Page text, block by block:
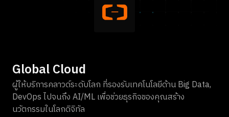
Global Cloud
ผู้ให้บริการคลาวด์ระดับโลก ที่รองรับเทคโนโลยีด้าน Big Data,
DevOps ไปจนถึง AI/ML เพื่อช่วยธุรกิจของคุณสร้าง
นวัตกรรมในโลกดิจิทัล